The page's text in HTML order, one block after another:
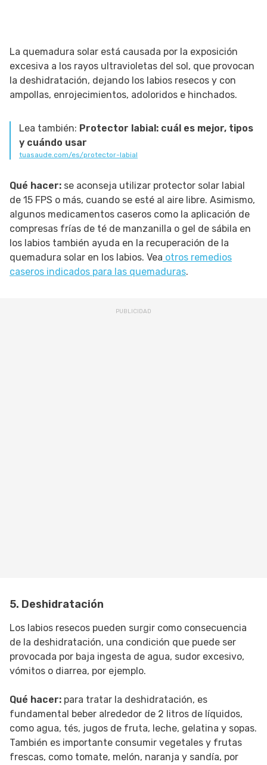
La quemadura solar está causada por la exposición
excesiva a los rayos ultravioletas del sol, que provocan
la deshidratación, dejando los labios resecos y con
ampollas, enrojecimientos, adoloridos e hinchados.
Lea también: Protector labial: cuál es mejor, tipos
y cuándo usar
tuasaude.com/es/protector-labial
Qué hacer: se aconseja utilizar protector solar labial
de 15 FPS o más, cuando se esté al aire libre. Asimismo,
algunos medicamentos caseros como la aplicación de
compresas frías de té de manzanilla o gel de sábila en
los labios también ayuda en la recuperación de la
quemadura solar en los labios. Vea otros remedios
caseros indicados para las quemaduras.
5. Deshidratación
Los labios resecos pueden surgir como consecuencia
de la deshidratación, una condición que puede ser
provocada por baja ingesta de agua, sudor excesivo,
vómitos o diarrea, por ejemplo.
Qué hacer: para tratar la deshidratación, es
fundamental beber alrededor de 2 litros de líquidos,
como agua, tés, jugos de fruta, leche, gelatina y sopas.
También es importante consumir vegetales y frutas
frescas, como tomate, melón, naranja y sandía, por